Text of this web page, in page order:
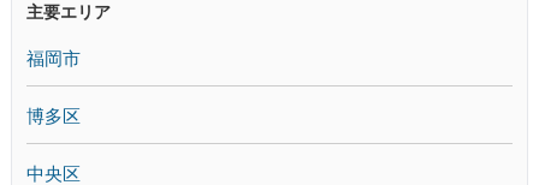
主要エリア
福岡市
博多区
中央区